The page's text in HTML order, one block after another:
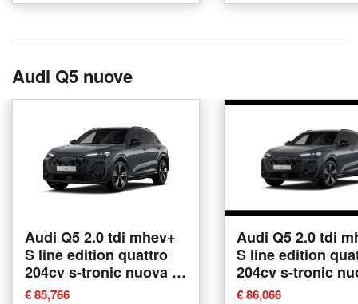
Audi Q5 nuove
Audi Q5 2.0 tdi mhev+
S line edition quattro
204cv s-tronic nuova a
Conegliano
€ 85,766
Audi Q5 2.0 tdi
S line edition
204cv s-tronic
Conegliano
€ 86,066